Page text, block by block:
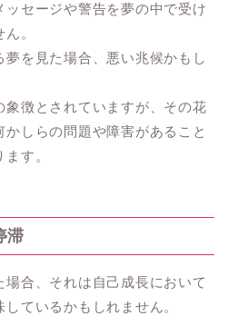
セージや警告を夢の中で受け
。
を見た場合、悪い兆候かもし
徴とされていますが、その花
しらの問題や障害があること
す。
滞
合、それは自己成長において
ているかもしれません。